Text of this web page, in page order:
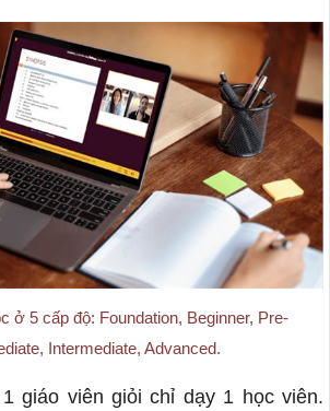
ở 5 cấp độ: Foundation, Beginner, Pre-
Intermediate, Advanced.
giáo viên giỏi chỉ dạy 1 học viên.